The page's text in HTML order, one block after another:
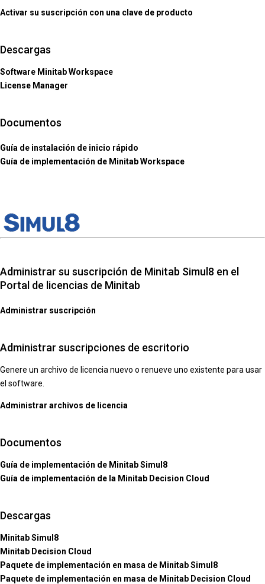
Activar su suscripción con una clave de producto
Descargas
Software Minitab Workspace
License Manager
Documentos
Guía de instalación de inicio rápido
Guía de implementación de Minitab Workspace
Administrar su suscripción de Minitab Simul8 en el
Portal de licencias de Minitab
Administrar suscripción
Administrar suscripciones de escritorio
Genere un archivo de licencia nuevo o renueve uno existente para usar
el software.
Administrar archivos de licencia
Documentos
Guía de implementación de Minitab Simul8
Guía de implementación de la Minitab Decision Cloud
Descargas
Minitab Simul8
Minitab Decision Cloud
Paquete de implementación en masa de Minitab Simul8
Paquete de implementación en masa de Minitab Decision Cloud